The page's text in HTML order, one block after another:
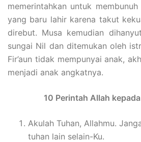
memerintahkan untuk
yang baru lahir karena takut
direbut. Musa kemudian
sungai Nil dan ditemukan oleh
Fir’aun tidak mempunyai anak,
menjadi anak angkatnya.
10 Perintah Allah
Akulah Tuhan, Allahmu.
tuhan lain selain-Ku.